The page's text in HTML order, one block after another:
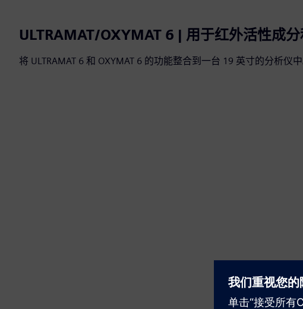
ULTRAMAT/OXYMAT 6 | 用于红外活性成
将 ULTRAMAT 6 和 OXYMAT 6 的功能整合到一台 19 英寸的分析仪中